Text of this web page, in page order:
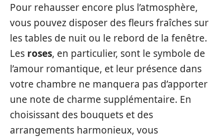
Pour rehausser encore plus l’atmosphère,
vous pouvez disposer des fleurs fraîches sur
les tables de nuit ou le rebord de la fenêtre.
Les roses, en particulier, sont le symbole de
l’amour romantique, et leur présence dans
votre chambre ne manquera pas d’apporter
une note de charme supplémentaire. En
choisissant des bouquets et des
arrangements harmonieux, vous